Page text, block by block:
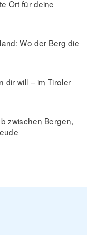
Ort für deine
Wo der Berg die
dir will – im Tiroler
zwischen Bergen,